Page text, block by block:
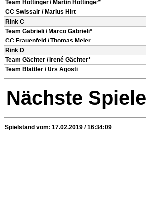
Team Hottinger / Martin Hottinger*
CC Swissair / Marius Hirt
Rink C
Team Gabrieli / Marco Gabrieli*
CC Frauenfeld / Thomas Meier
Rink D
Team Gächter / Irené Gächter*
Team Blättler / Urs Agosti
Nächste Spiele
Spielstand vom: 17.02.2019 / 16:34:09